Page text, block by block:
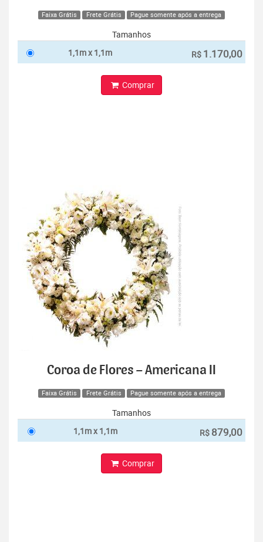
Faixa Grátis Frete Grátis Pague somente após a entrega
Tamanhos
1,1m x 1,1m
R$ 1.170,00
Comprar
Coroa de Flores – Americana II
Faixa Grátis Frete Grátis Pague somente após a entrega
Tamanhos
1,1m x 1,1m
R$ 879,00
Comprar